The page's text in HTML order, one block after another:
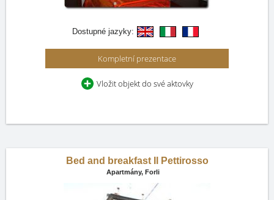
Dostupné jazyky:
Kompletní prezentace
Vložit objekt do své aktovky
Bed and breakfast Il Pettirosso
Apartmány, Forli